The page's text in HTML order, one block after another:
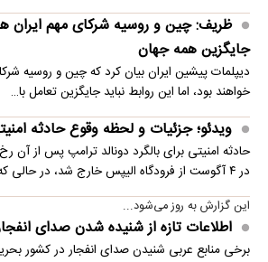
ظریف: چین و روسیه شرکای مهم ایران
جایگزین همه جهان
دیپلمات پیشین ایران بیان کرد که چین و روسیه
خواهند بود، اما این روابط نباید جایگزین تعامل با…
ویدئو؛ جزئیات و لحظه وقوع حادثه
در ۴ آگوست از فرودگاه الیپس خارج شد، در حالی که…
این گزارش به روز می‌شود...
اطلاعات تازه از شنیده شدن صدای
برخی منابع عربی شنیدن صدای انفجار در کشور